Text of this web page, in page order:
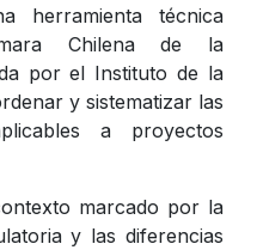
herramienta técnica
Chilena de la
por el Instituto de la
y sistematizar las
a proyectos
marcado por la
y las diferencias